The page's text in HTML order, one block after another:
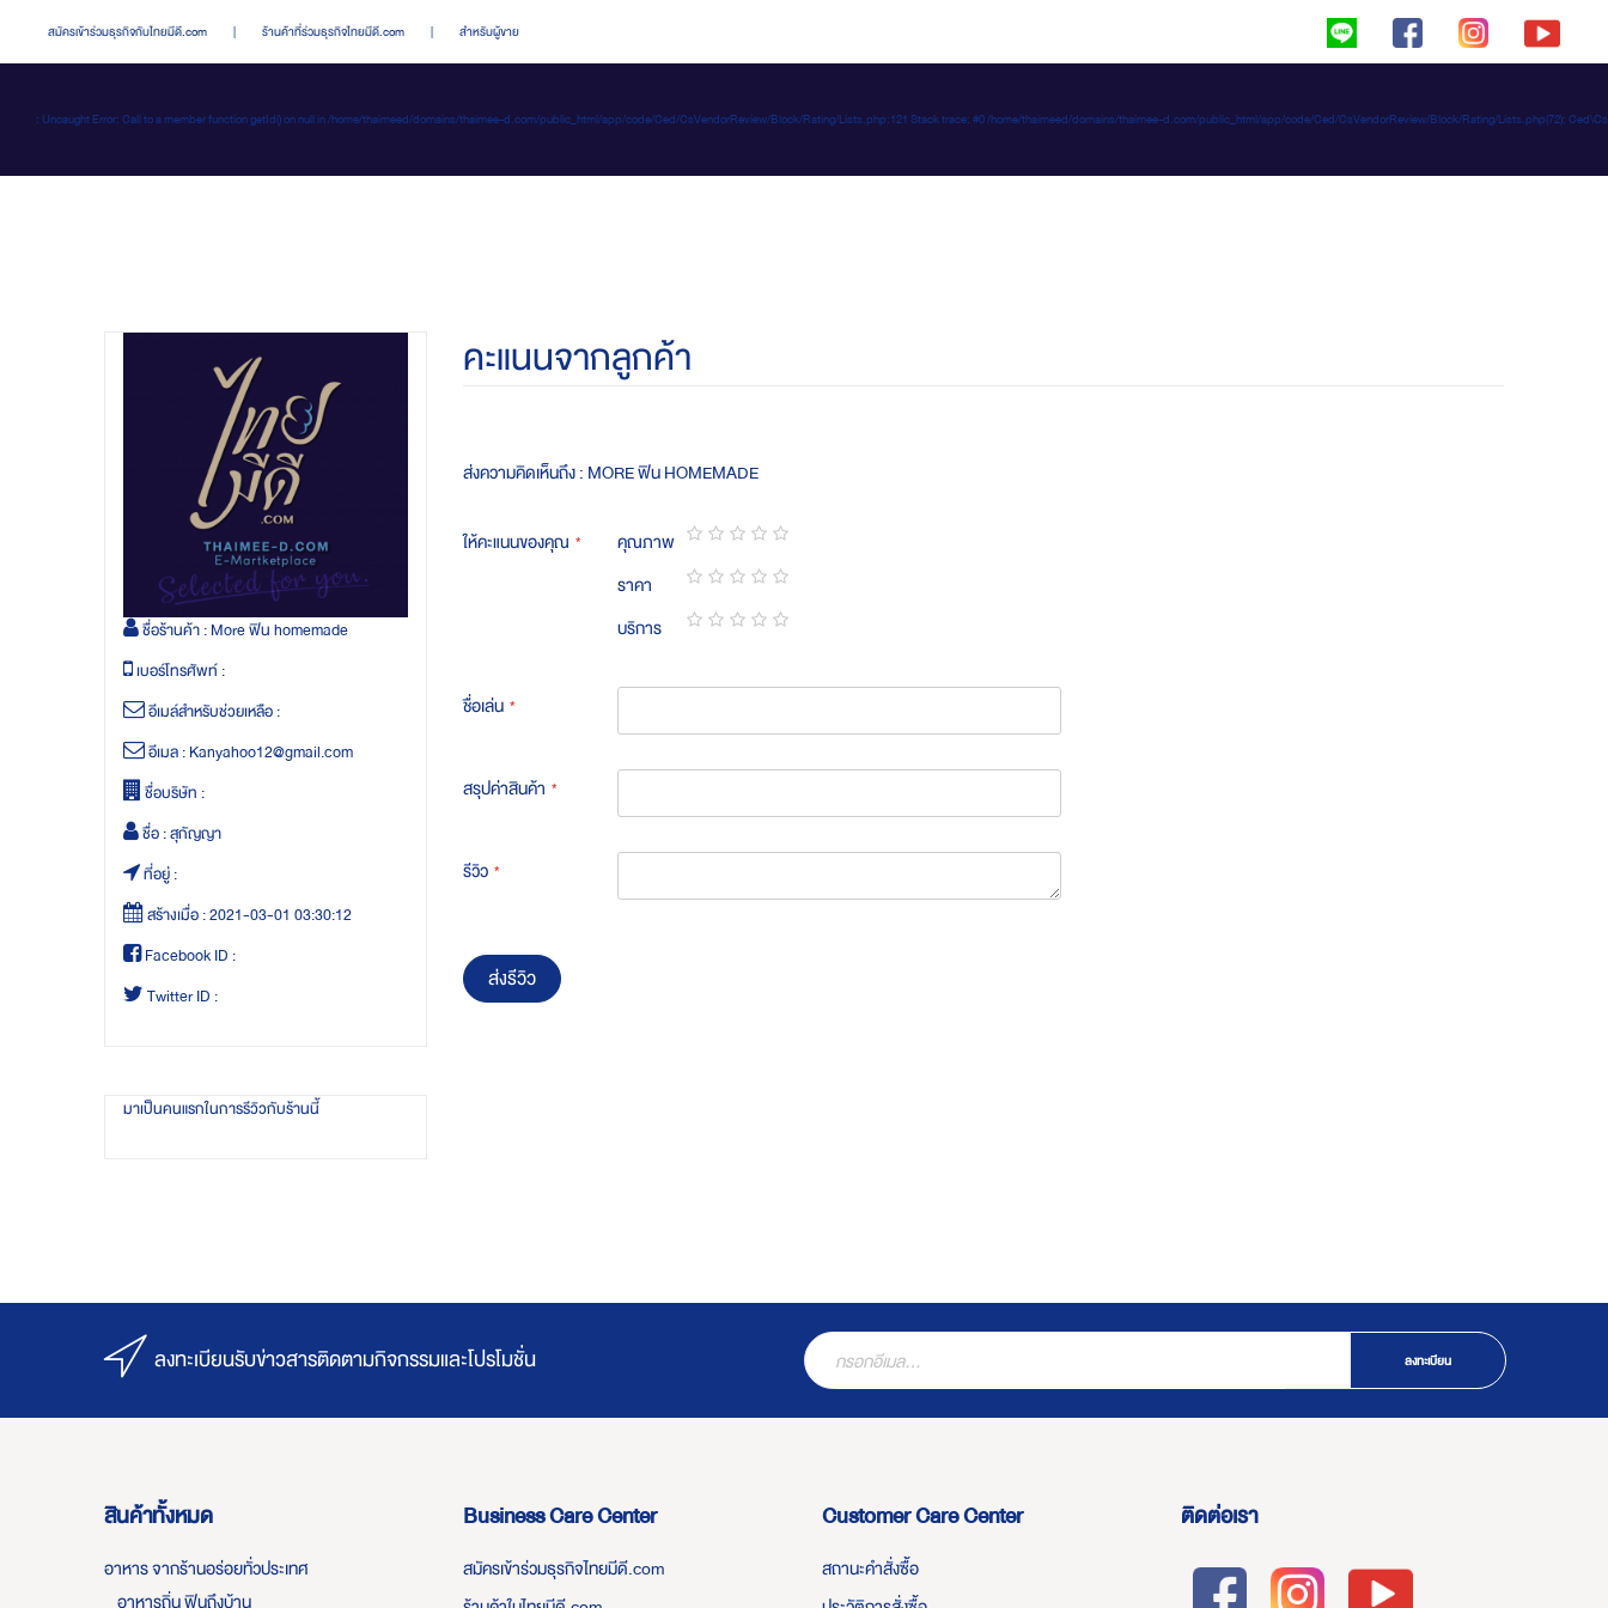
สมัครเข้าร่วมธุรกิจกับไทยมีดี.com | ร้านค้าที่ร่วมธุรกิจไทยมีดี.com | สำหรับผู้ขาย
: Uncaught Error: Call to a member function getId() on null in /home/thaimeed/domains/thaimee-d.com/public_html/app/code/Ced/CsVendorReview/Block/Rating/Lists.php:121 Stack trace: #0 /home/thaimeed/domains/thaimee-d.com/public_html/app/code/Ced/CsVendorReview/Block/Rating/Lists.php(72):
ชื่อร้านค้า :More ฟิน homemade
เบอร์โทรศัพท์ :
อีเมล์สำหรับช่วยเหลือ :
อีเมล :Kanyahoo12@gmail.com
ชื่อบริษัท :
ชื่อ :สุกัญญา
ที่อยู่ :
สร้างเมื่อ :2021-03-01 03:30:12
Facebook ID :
Twitter ID :
มาเป็นคนแรกในการรีวิวกับร้านนี้
คะแนนจากลูกค้า
ส่งความคิดเห็นถึง : MORE ฟิน HOMEMADE
ให้คะแนนของคุณ คุณภาพ
1
star
2
stars
3
stars
4
stars
5
stars
ราคา
1
star
2
stars
3
stars
4
stars
5
stars
บริการ
ชื่อเล่น
สรุปค่าสินค้า
รีวิว
ส่งรีวิว
ลงทะเบียนรับข่าวสารติดตามกิจกรรมและโปรโมชั่น ลงทะเบียน
สินค้าทั้งหมด
อาหาร จากร้านอร่อยทั่วประเทศ
อาหารถิ่น ฟินถึงบ้าน
Business Care Center
สมัครเข้าร่วมธุรกิจไทยมีดี.com
Customer Care Center
สถานะคำสั่งซื้อ
ติดต่อเรา